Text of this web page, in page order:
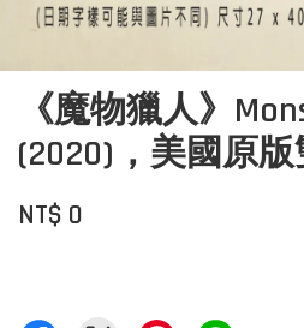
《魔物獵人》
(2020)，美國原
NT$ 0